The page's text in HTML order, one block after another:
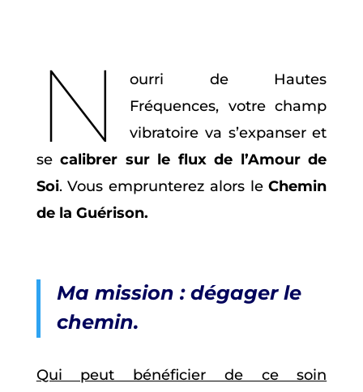
N
ourri de Hautes
Fréquences, votre champ
vibratoire va s’expanser et
secalibrer sur le flux de l’Amour de
Soi. Vous emprunterez alors leChemin
de la Guérison.
Ma mission : dégager le
chemin.
Qui peut bénéficier de ce soin